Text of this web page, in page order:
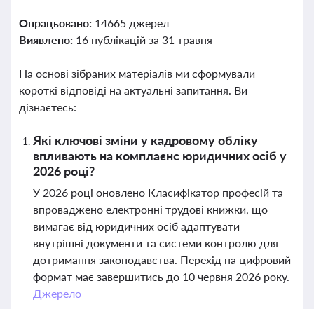
Опрацьовано: 14665 джерел
Виявлено: 16 публікацій за 31 травня
На основі зібраних матеріалів ми сформували
короткі відповіді на актуальні запитання. Ви
дізнаєтесь:
Які ключові зміни у кадровому обліку
впливають на комплаєнс юридичних осіб у
2026 році?
У 2026 році оновлено Класифікатор професій та
впроваджено електронні трудові книжки, що
вимагає від юридичних осіб адаптувати
внутрішні документи та системи контролю для
дотримання законодавства. Перехід на цифровий
формат має завершитись до 10 червня 2026 року.
Джерело